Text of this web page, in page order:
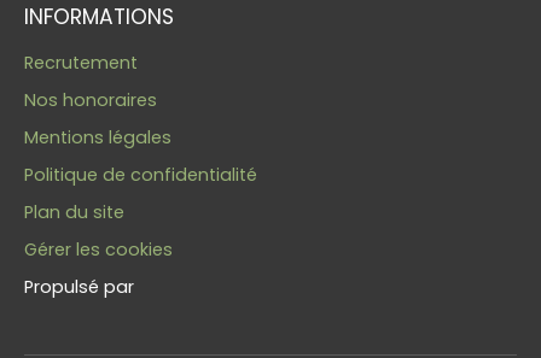
INFORMATIONS
Recrutement
Nos honoraires
Mentions légales
Politique de confidentialité
Plan du site
Gérer les cookies
Propulsé par